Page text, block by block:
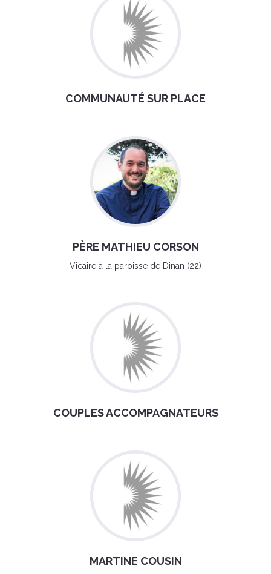
COMMUNAUTÉ SUR PLACE
PÈRE MATHIEU CORSON
Vicaire à la paroisse de Dinan (22)
COUPLES ACCOMPAGNATEURS
MARTINE COUSIN